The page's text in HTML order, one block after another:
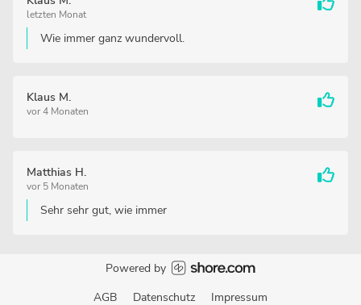
letzten Monat
Wie immer ganz wundervoll.
Klaus M.
vor 4 Monaten
Matthias H.
vor 5 Monaten
Sehr sehr gut, wie immer
Powered by
AGB
Datenschutz Impressum